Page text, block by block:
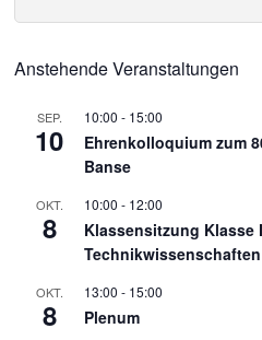
Anstehende Veranstaltungen
SEP.
10
10:00 - 15:00
Ehrenkolloquium zum
Banse
OKT.
8
10:00 - 12:00
Klassensitzung
Technikwissenschaften
OKT.
8
13:00 - 15:00
Plenum